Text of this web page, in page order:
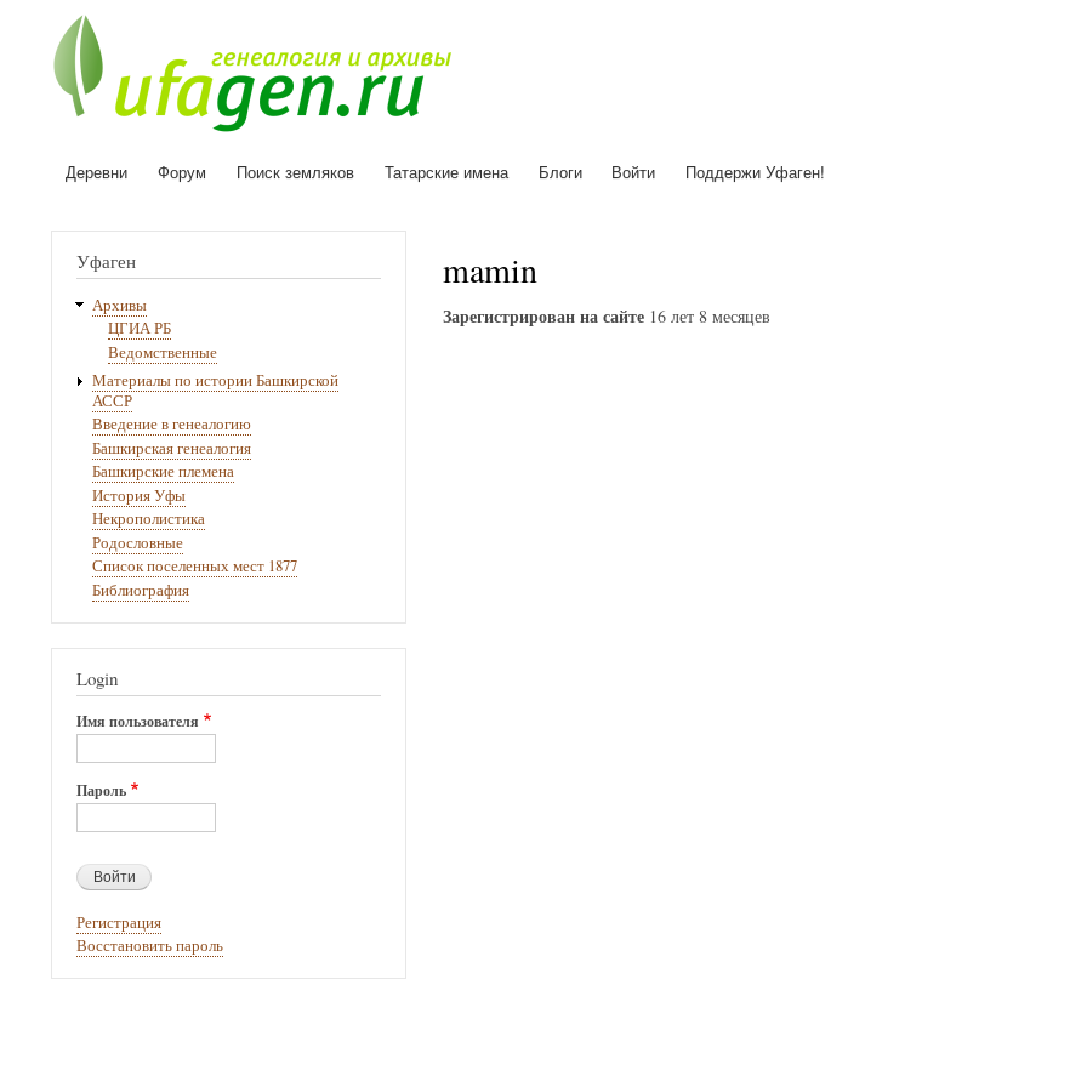
Основная
Деревни Форум Поиск земляков Татарские имена Блоги Войти Поддержи Уфаген!
mamin
Зарегистрирован на сайте16 лет 8 месяцев
Уфаген
Архивы
ЦГИА РБ
Ведомственные
Материалы по истории Башкирской
АССР
Введение в генеалогию
Башкирская генеалогия
Башкирские племена
История Уфы
Некрополистика
Родословные
Список поселенных мест 1877
Библиография
Login
Имя пользователя
Пароль
Регистрация
Восстановить пароль